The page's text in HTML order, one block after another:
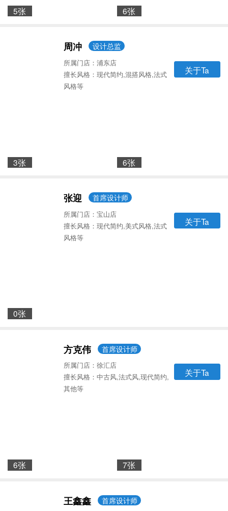
5张 6张
周冲 设计总监
所属门店：浦东店
擅长风格：现代简约,混搭风格,法式
风格等
关于Ta
3张 6张
张迎 首席设计师
所属门店：宝山店
擅长风格：现代简约,美式风格,法式
风格等
关于Ta
0张
方克伟 首席设计师
所属门店：徐汇店
擅长风格：中古风,法式风,现代简约,
其他等
关于Ta
6张 7张
王鑫鑫 首席设计师